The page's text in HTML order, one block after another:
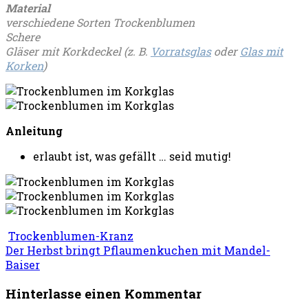
Material
verschiedene Sorten Trockenblumen
Schere
Gläser mit Korkdeckel (z. B. VorratsglasoderGlas mit
Korken)
Anleitung
erlaubt ist, was gefällt … seid mutig!
Trockenblumen-Kranz
Der Herbst bringt Pflaumenkuchen mit Mandel-
Baiser
Hinterlasse einen Kommentar